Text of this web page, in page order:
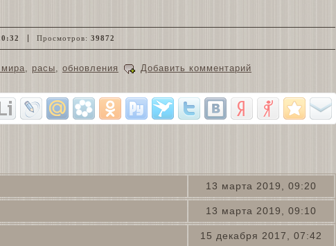
Просмотров: 39872
расы обновления Добавить комментарий
13 марта 2019, 09:20
13 марта 2019, 09:10
15 декабря 2017, 07:42